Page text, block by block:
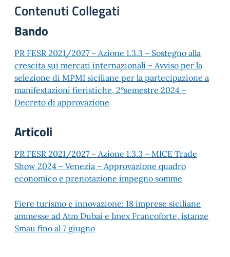
Contenuti Collegati
Bando
PR FESR 2021/2027 – Azione 1.3.3 – Sostegno alla
crescita sui mercati internazionali – Avviso per la
selezione di MPMI siciliane per la partecipazione a
manifestazioni fieristiche, 2°semestre 2024 –
Decreto di approvazione
Articoli
PR FESR 2021/2027 – Azione 1.3.3 – MICE Trade
Show 2024 – Venezia – Approvazione quadro
economico e prenotazione impegno somme
Fiere turismo e innovazione: 18 imprese siciliane
ammesse ad Atm Dubai e Imex Francoforte, istanze
Smau fino al 7 giugno